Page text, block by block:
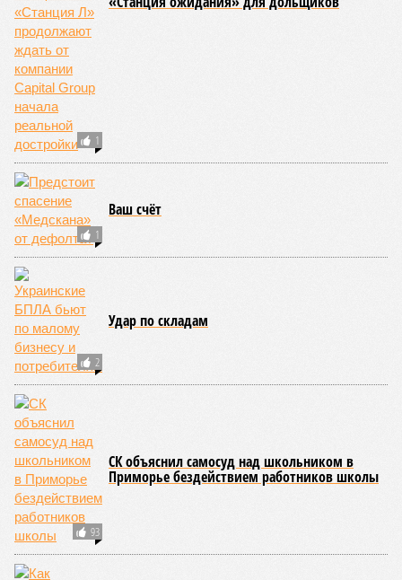
Природа постоянно вступает в противоречие с нами. Ведь пока
она стремится всё на планете держать в балансе, человечество
не особенно церемонится с окружающей средой. Самые
массовые катастрофы в прошлом – какими они были? Какие
ждут нас со дня на день и чем грозят?
РассказСтивена Кинга
последствия очередного апокалипсиса, искусственно
вызванного группой биологов, называется «Конец всей
этой мерзости». В реальной жизни участия пытливых
исследователей в организации конца света может не
понадобиться: природа сама разберётся, как и где
уменьшить масштабы человеческой популяции.
(фото: en.wikipedia.org)
Да, наша любимая маленькая планета может быть
единственной, где в пределах Солнечной системы есть
полноценная жизнь, но Земля также регулярно пытается
эту жизнь уничтожить. Так уж вышло, что внутренние
процессы на планете включают в себя всевозможные
геологические, метеорологические и физические явления,
которые для человека довольно опасны. Или попросту
смертельны. И вот несколько тому примеров.
Все стихии сразу
Около 100 лет назад в Поднебесной приключилось то, что
у нас назвали бы тридцатью тремя несчастьями. Страну
последовательно поразили: многолетняя засуха, страшный